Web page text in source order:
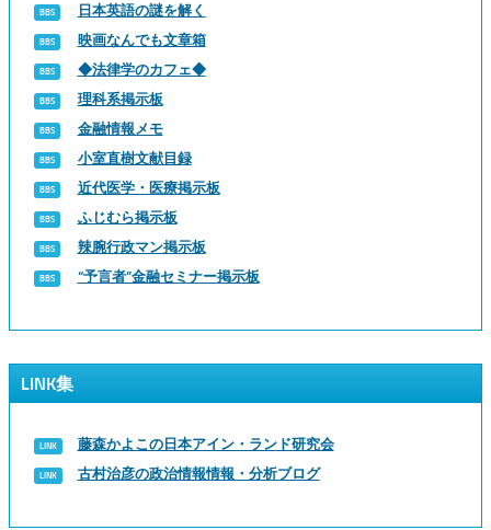
日本英語の謎を解く
映画なんでも文章箱
◆法律学のカフェ◆
理科系掲示板
金融情報メモ
小室直樹文献目録
近代医学・医療掲示板
ふじむら掲示板
辣腕行政マン掲示板
“予言者”金融セミナー掲示板
LINK集
藤森かよこの日本アイン・ランド研究会
古村治彦の政治情報情報・分析ブログ